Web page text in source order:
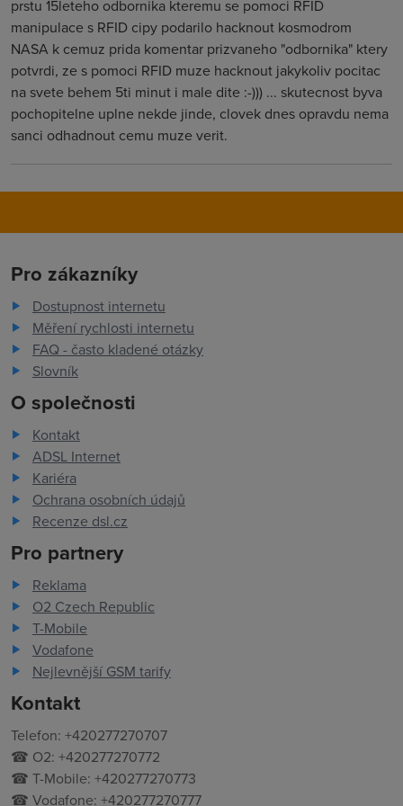
prstu 15leteho odbornika kteremu se pomoci RFID
manipulace s RFID cipy podarilo hacknout kosmodrom
NASA k cemuz prida komentar prizvaneho "odbornika" ktery
potvrdi, ze s pomoci RFID muze hacknout jakykoliv pocitac
na svete behem 5ti minut i male dite :-))) ... skutecnost byva
pochopitelne uplne nekde jinde, clovek dnes opravdu nema
sanci odhadnout cemu muze verit.
Pro zákazníky
Dostupnost internetu
Měření rychlosti internetu
FAQ - často kladené otázky
Slovník
O společnosti
Kontakt
ADSL Internet
Kariéra
Ochrana osobních údajů
Recenze dsl.cz
Pro partnery
Reklama
O2 Czech Republic
T-Mobile
Vodafone
Nejlevnější GSM tarify
Kontakt
Telefon: +420277270707
☎ O2: +420277270772
☎ T-Mobile: +420277270773
☎ Vodafone: +420277270777